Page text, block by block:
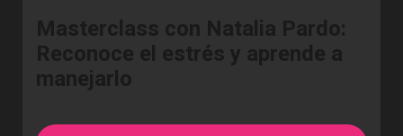
Masterclass con Natalia Pardo:
Reconoce el estrés y aprende a
manejarlo